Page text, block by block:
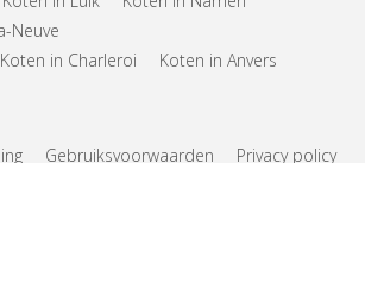
Neuve
Koten in Charleroi
Koten in Anvers
Gebruiksvoorwaarden Privacy policy